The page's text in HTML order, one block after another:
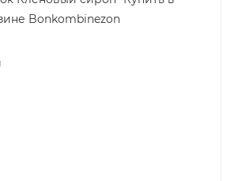
Bonkombinezon